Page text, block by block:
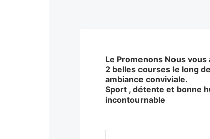
Le Promenons Nous
2 belles courses le long
ambiance conviviale.
Sport , détente et bonne
incontournable